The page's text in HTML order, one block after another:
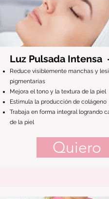
Luz Pulsada Intensa
Reduce visiblemente manchas y
pigmentarias
Mejora el tono y la textura de la piel
Estimula la producción de colágeno
Trabaja en forma integral logrando
de la piel
Quiero